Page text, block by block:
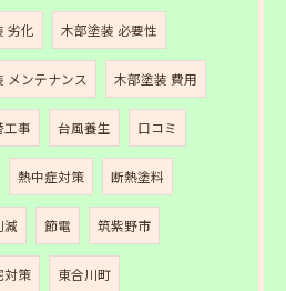
劣化 木部塗装 必要性
メンテナンス 木部塗装 費用
工事 台風養生 口コミ
熱中症対策 断熱塗料
減 節電 筑紫野市
対策 東合川町